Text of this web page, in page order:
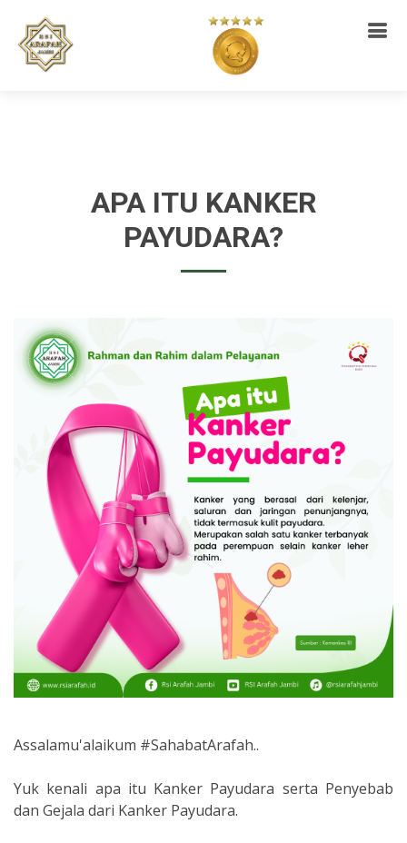
APA ITU KANKER
PAYUDARA?
Assalamu'alaikum #SahabatArafah..
Yuk kenali apa itu Kanker Payudara serta Penyebab
dan Gejala dari Kanker Payudara.